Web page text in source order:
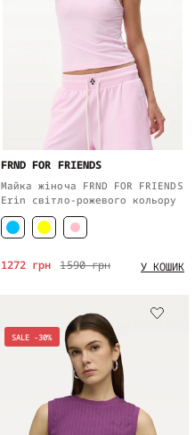
FRND FOR FRIENDS
Майка жіноча FRND FOR FRIENDS
Erin світло-рожевого кольору
1590 грн
1272 грн У КОШИК
SALE -30%